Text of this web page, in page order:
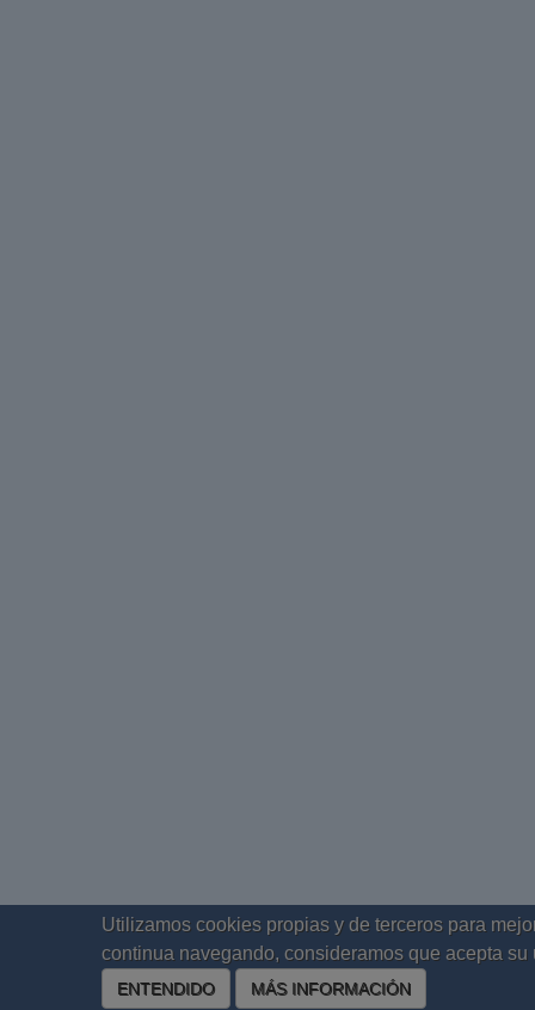
Utilizamos cookies propias y de terceros para
continua navegando, consideramos que acepta su
ENTENDIDO MÁS INFORMACIÓN